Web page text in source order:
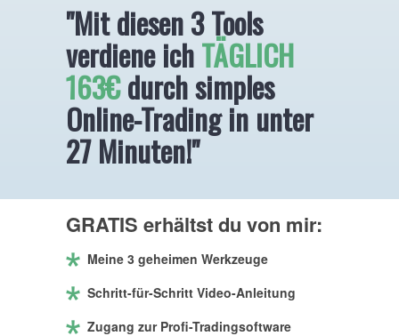
"Mit diesen 3 Tools
verdiene ichTÄGLICH
163€durch simples
Online-Trading in unter
27 Minuten!"
GRATIS erhältst du von mir:
Meine 3 geheimen Werkzeuge
Schritt-für-Schritt Video-Anleitung
Zugang zur Profi-Tradingsoftware